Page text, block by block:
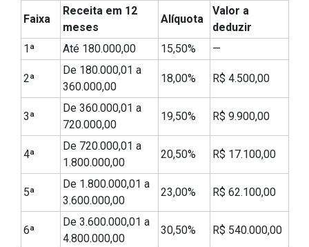
Faixa
Receita em 12
meses
Alíquota
Valor a
deduzir
1ª
Até 180.000,00 15,50% —
2ª
De 180.000,01 a
360.000,00
18,00% R$ 4.500,00
3ª
De 360.000,01 a
720.000,00
19,50% R$ 9.900,00
4ª
De 720.000,01 a
1.800.000,00
20,50% R$ 17.100,00
5ª
De 1.800.000,01 a
3.600.000,00
23,00% R$ 62.100,00
6ª
De 3.600.000,01 a
4.800.000,00
30,50% R$ 540.000,00